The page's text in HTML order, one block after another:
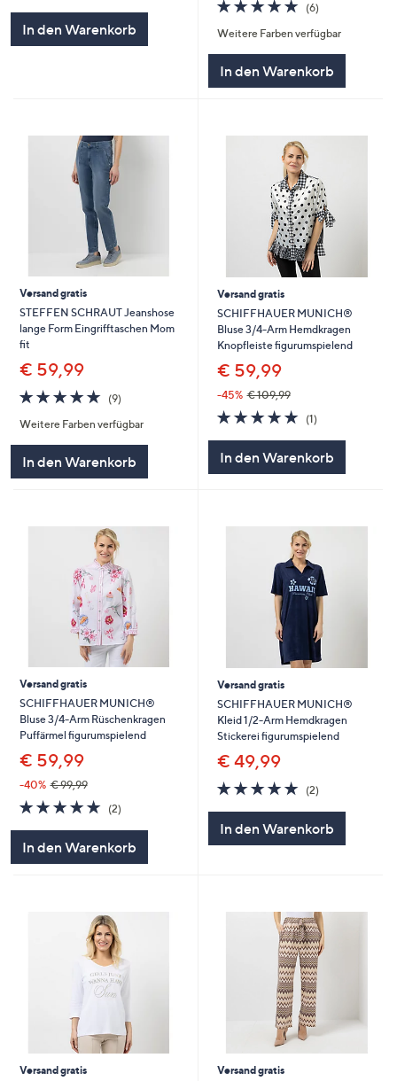
In den Warenkorb
von
5
(6)
Weitere Farben verfügbar
In den Warenkorb
Versand gratis
STEFFEN SCHRAUT Jeanshose
lange Form Eingrifftaschen Mom
fit
€ 59,99
5.0
von
5
(9)9
Weitere Farben verfügbar
In den Warenkorb
Versand gratis
SCHIFFHAUER MUNICH®
Bluse 3/4-Arm Hemdkragen
Knopfleiste figurumspielend
€ 59,99
-45% € 109,99
5.0
von
(1)1
In den Warenkorb
Versand gratis
SCHIFFHAUER MUNICH®
Bluse 3/4-Arm Rüschenkragen
Puffärmel figurumspielend
€ 59,99
-40% € 99,99
5.0
von
(2)2
In den Warenkorb
Versand gratis
SCHIFFHAUER MUNICH®
Kleid 1/2-Arm Hemdkragen
Stickerei figurumspielend
€ 49,99
5.0
von
(2)2
In den Warenkorb
Versand gratis
Versand gratis